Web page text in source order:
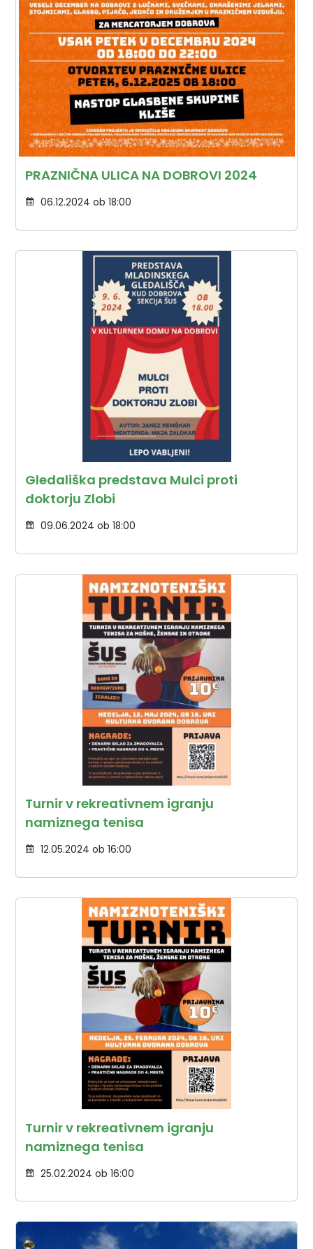
PRAZNIČNA ULICA NA DOBROVI 2024
06.12.2024 ob 18:00
Gledališka predstava Mulci proti
doktorju Zlobi
09.06.2024 ob 18:00
Turnir v rekreativnem igranju
namiznega tenisa
12.05.2024 ob 16:00
Turnir v rekreativnem igranju
namiznega tenisa
25.02.2024 ob 16:00